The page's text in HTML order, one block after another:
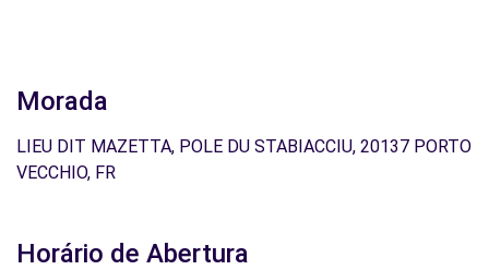
Morada
LIEU DIT MAZETTA, POLE DU STABIACCIU, 20137 PORTO
VECCHIO, FR
Horário de Abertura